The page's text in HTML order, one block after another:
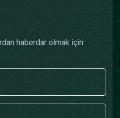
haberdar olmak için